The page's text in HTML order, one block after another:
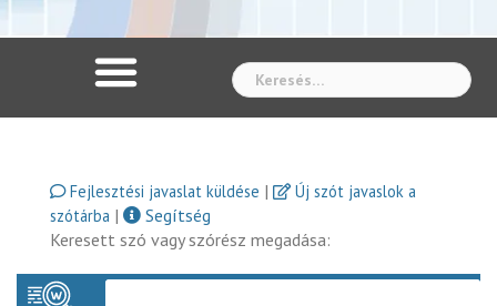
Fejlesztési javaslat küldése |
Új szót javaslok a
szótárba |
Segítség
Keresett szó vagy szórész megadása: